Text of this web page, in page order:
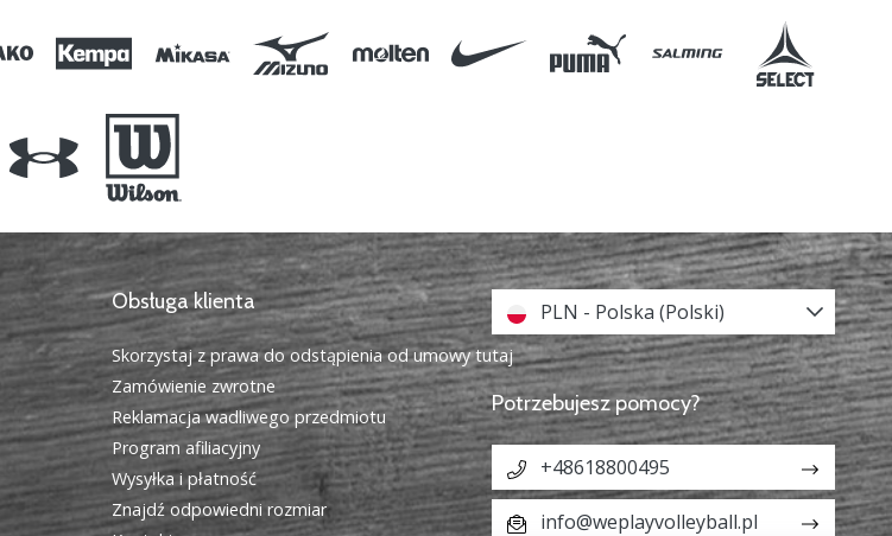
Obsługa klienta
Skorzystaj z prawa do odstąpienia od umowy tutaj
Zamówienie zwrotne
Reklamacja wadliwego przedmiotu
Program afiliacyjny
Wysyłka i płatność
Znajdź odpowiedni rozmiar
PLN - Polska (Polski)
Potrzebujesz pomocy?
+48618800495
info@weplayvolleyball.pl